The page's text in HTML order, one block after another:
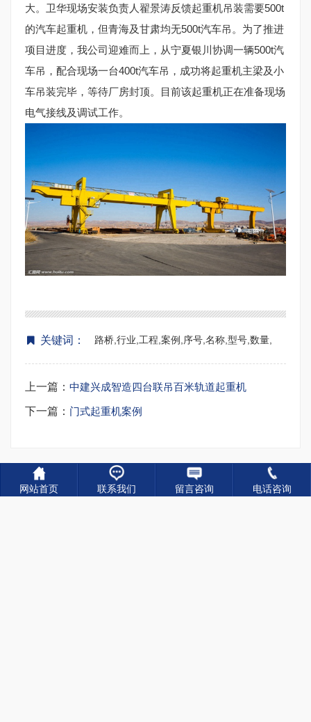
大。卫华现场安装负责人翟景涛反馈起重机吊装需要500t
的汽车起重机，但青海及甘肃均无500t汽车吊。为了推进
项目进度，我公司迎难而上，从宁夏银川协调一辆500t汽
车吊，配合现场一台400t汽车吊，成功将起重机主梁及小
车吊装完毕，等待厂房封顶。目前该起重机正在准备现场
电气接线及调试工作。
关键词： 路桥,行业,工程,案例,序号,名称,型号,数量,
上一篇： 中建兴成智造四台联吊百米轨道起重机
下一篇： 门式起重机案例
相关新闻
网站首页 联系我们 留言咨询 电话咨询